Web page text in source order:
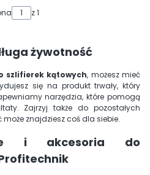
z 1
żywotność
szlifierek kątowych, możesz mieć
się na produkt trwały, który
narzędzia, które pomogą
Zajrzyj także do pozostałych
znajdziesz coś dla siebie.
i akcesoria do